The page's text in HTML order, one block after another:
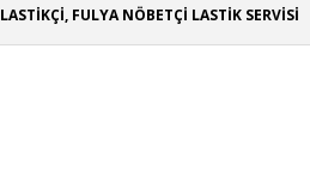
LASTİKÇİ, FULYA NÖBETÇİ LASTİK SERVİSİ